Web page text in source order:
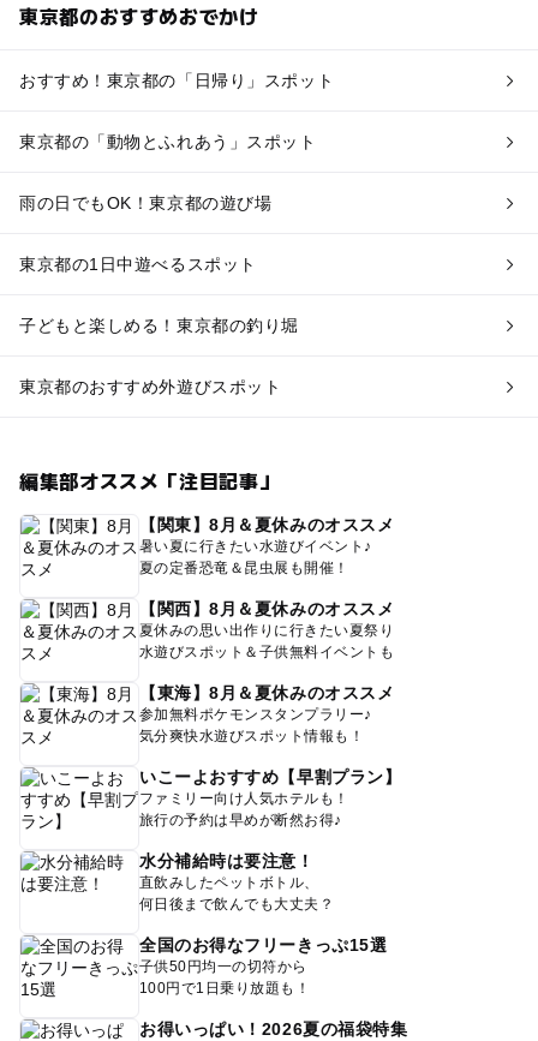
東京都のおすすめおでかけ
おすすめ！東京都の「日帰り」スポット
東京都の「動物とふれあう」スポット
雨の日でもOK！東京都の遊び場
東京都の1日中遊べるスポット
子どもと楽しめる！東京都の釣り堀
東京都のおすすめ外遊びスポット
編集部オススメ「注目記事」
【関東】8月＆夏休みのオススメ
暑い夏に行きたい水遊びイベント♪
夏の定番恐竜＆昆虫展も開催！
【関西】8月＆夏休みのオススメ
夏休みの思い出作りに行きたい夏祭り
水遊びスポット＆子供無料イベントも
【東海】8月＆夏休みのオススメ
参加無料ポケモンスタンプラリー♪
気分爽快水遊びスポット情報も！
いこーよおすすめ【早割プラン】
ファミリー向け人気ホテルも！
旅行の予約は早めが断然お得♪
水分補給時は要注意！
直飲みしたペットボトル、
何日後まで飲んでも大丈夫？
全国のお得なフリーきっぷ15選
子供50円均一の切符から
100円で1日乗り放題も！
お得いっぱい！2026夏の福袋特集